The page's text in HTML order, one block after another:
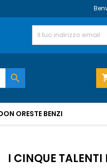

ORESTE BENZI
I CINQUE TALENTI